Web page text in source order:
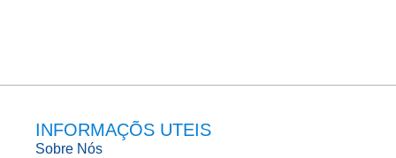
INFORMAÇÕS UTEIS
Sobre Nós